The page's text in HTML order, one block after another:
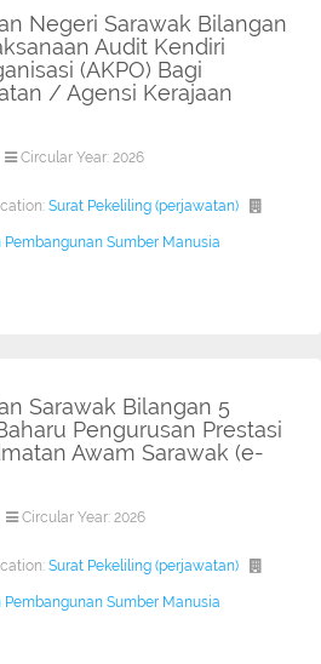
Negeri Sarawak Bilangan
Audit Kendiri
(AKPO) Bagi
/ Agensi Kerajaan
Circular Year: 2026
Surat Pekeliling (perjawatan)
Pembangunan Sumber Manusia
Sarawak Bilangan 5
Pengurusan Prestasi
Awam Sarawak (e-
Circular Year: 2026
Surat Pekeliling (perjawatan)
Pembangunan Sumber Manusia